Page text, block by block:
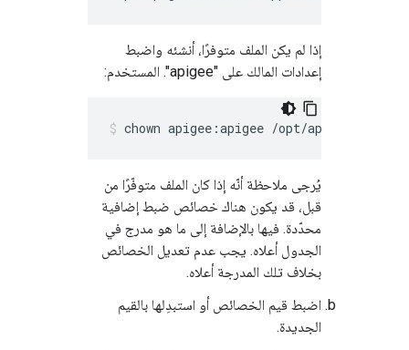
إذا لم يكن الملف متوفرًا، أنشئه واضبط
إعدادات المالك على "apigee". المستخدم:
chown apigee:apigee /opt/apigee/
يُرجى ملاحظة أنّه إذا كان الملف متوفّرًا من
قبل، قد يكون هناك خصائص ضبط إضافية
محدّدة. فيها بالإضافة إلى ما هو مدرج في
الجدول أعلاه. يجب عدم تعديل الخصائص
بخلاف تلك المدرجة أعلاه.
اضبط قيم الخصائص أو استبدِلها بالقيم
الجديدة.